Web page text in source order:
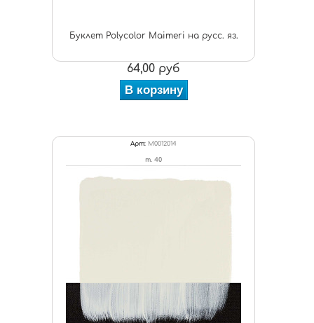
Буклет Polycolor Maimeri на русс. яз.
64,00 руб
В корзину
Арт: M0012014
т. 40